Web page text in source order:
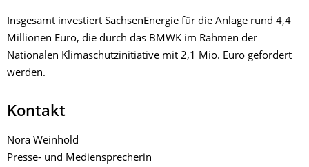
Insgesamt investiert SachsenEnergie für die Anlage rund 4,4
Millionen Euro, die durch das BMWK im Rahmen der
Nationalen Klimaschutzinitiative mit 2,1 Mio. Euro gefördert
werden.
Kontakt
Nora Weinhold
Presse- und Mediensprecherin